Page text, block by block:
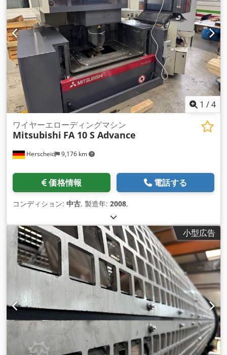
1 /4
Herscheid 9,176 km
ワイヤーエローディングマシン
Mitsubishi FA 10 S Advance
価格情報 電話する
コンディション: 中古, 製造年: 2008,
小型広告